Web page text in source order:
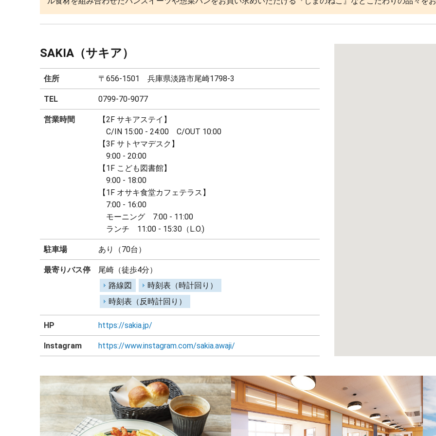
SAKIA（サキア）
住所 〒656-1501 兵庫県淡路市尾崎1798-3
TEL 0799-70-9077
営業時間
【2F サキアステイ】
C/IN 15:00 - 24:00 C/OUT 10:00
【3F サトヤマデスク】
9:00 - 20:00
【1F こども図書館】
9:00 - 18:00
【1F オサキ食堂カフェテラス】
7:00 - 16:00
モーニング 7:00 - 11:00
ランチ 11:00 - 15:30（L.O.)
駐車場 あり（70台）
最寄りバス停
尾崎（徒歩4分）
路線図
時刻表（時計回り）
時刻表（反時計回り）
HP https://sakia.jp/
Instagram https://www.instagram.com/sakia.awaji/